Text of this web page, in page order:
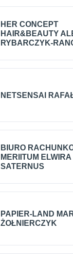
HER CONCEPT
HAIR&BEAUTY
RYBARCZYK-
NETSENSAI
BIURO
MERIITUM
SATERNUS
PAPIER-LAND
ŻOŁNIERCZYK